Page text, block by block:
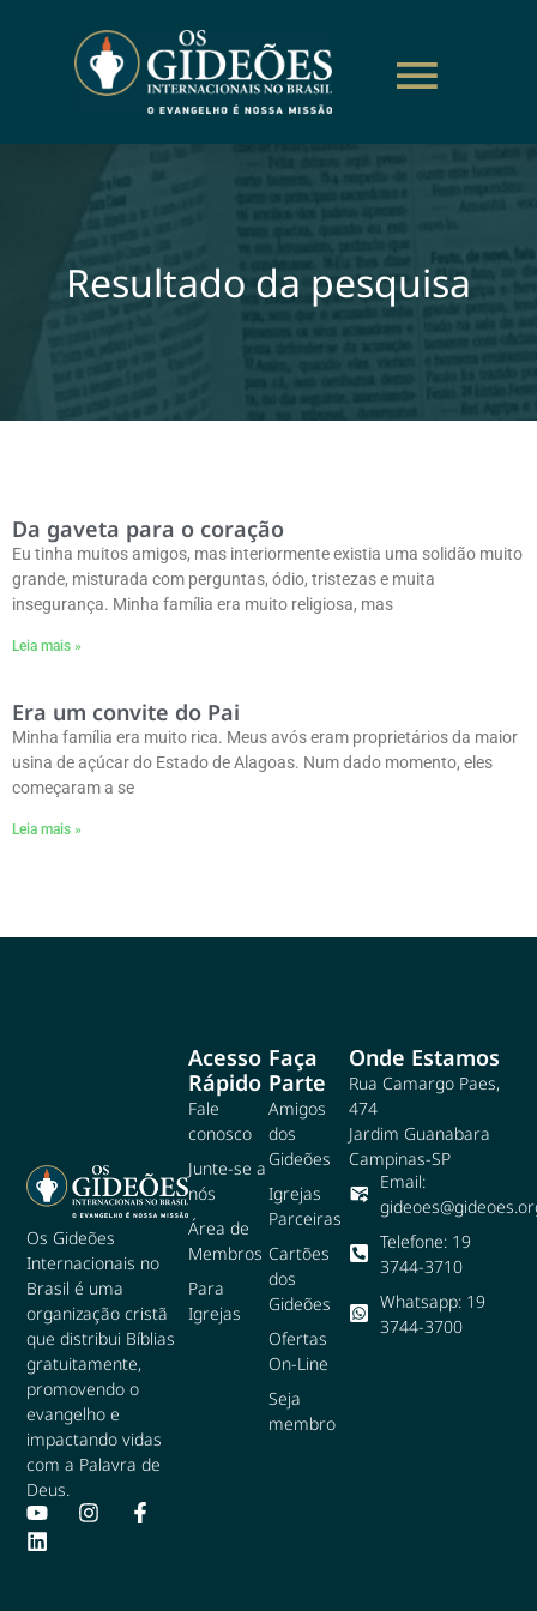
Resultado da pesquisa
Da gaveta para o coração
Eu tinha muitos amigos, mas interiormente existia uma solidão muito
grande, misturada com perguntas, ódio, tristezas e muita
insegurança. Minha família era muito religiosa, mas
Leia mais »
Era um convite do Pai
Minha família era muito rica. Meus avós eram proprietários da maior
usina de açúcar do Estado de Alagoas. Num dado momento, eles
começaram a se
Leia mais »
Os Gideões
Internacionais no
Brasil é uma
organização cristã
que distribui Bíblias
gratuitamente,
promovendo o
evangelho e
impactando vidas
com a Palavra de
Deus.
Faça
Parte
Amigos
dos
Gideões
Igrejas
Parceiras
Cartões
dos
Gideões
Ofertas
On-Line
Seja
membro
Acesso
Rápido
Fale
conosco
Junte-se a
nós
Área de
Membros
Para
Igrejas
Onde Estamos
Rua Camargo Paes,
474
Jardim Guanabara
Campinas-SP
Email:
Telefone: 19
3744-3710
Whatsapp: 19
3744-3700